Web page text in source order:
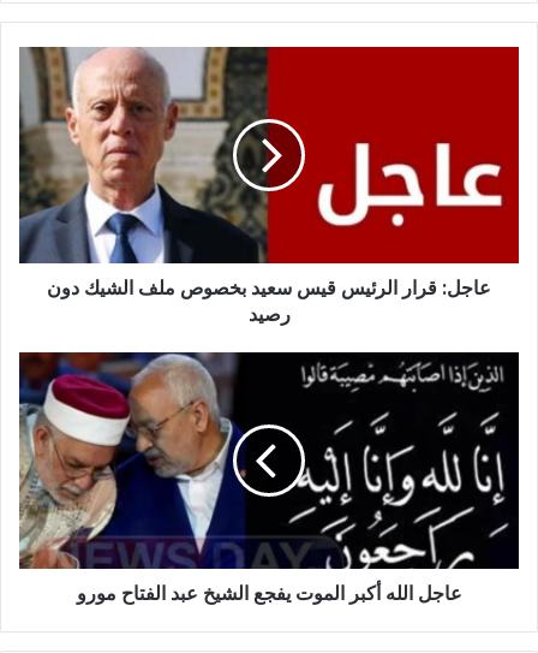
سعيد
بخصوص
ملف
دون
رصيدعاجل: قرار الرئيس قيس سعيد بخصوص ملف الشيك دون
رصيد
عاجل
الله
أكبر
الموت
يفجع
الشيخ
الفتاح
مورو
عاجل الله أكبر الموت يفجع الشيخ عبد الفتاح مورو